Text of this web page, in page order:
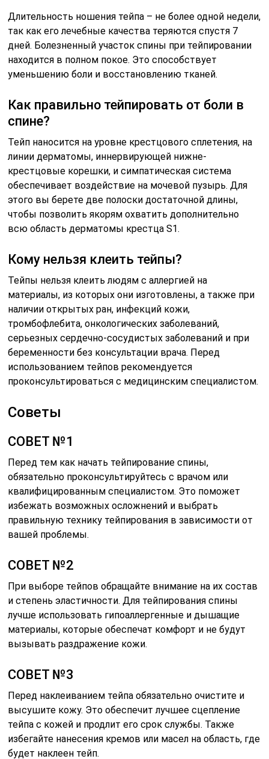
Длительность ношения тейпа – не более одной недели,
так как его лечебные качества теряются спустя 7
дней. Болезненный участок спины при тейпировании
находится в полном покое. Это способствует
уменьшению боли и восстановлению тканей.
Как правильно тейпировать от боли в
спине?
Тейп наносится на уровне крестцового сплетения, на
линии дерматомы, иннервирующей нижне-
крестцовые корешки, и симпатическая система
обеспечивает воздействие на мочевой пузырь. Для
этого вы берете две полоски достаточной длины,
чтобы позволить якорям охватить дополнительно
всю область дерматомы крестца S1.
Кому нельзя клеить тейпы?
Тейпы нельзя клеить людям с аллергией на
материалы, из которых они изготовлены, а также при
наличии открытых ран, инфекций кожи,
тромбофлебита, онкологических заболеваний,
серьезных сердечно-сосудистых заболеваний и при
беременности без консультации врача. Перед
использованием тейпов рекомендуется
проконсультироваться с медицинским специалистом.
Советы
СОВЕТ №1
Перед тем как начать тейпирование спины,
обязательно проконсультируйтесь с врачом или
квалифицированным специалистом. Это поможет
избежать возможных осложнений и выбрать
правильную технику тейпирования в зависимости от
вашей проблемы.
СОВЕТ №2
При выборе тейпов обращайте внимание на их состав
и степень эластичности. Для тейпирования спины
лучше использовать гипоаллергенные и дышащие
материалы, которые обеспечат комфорт и не будут
вызывать раздражение кожи.
СОВЕТ №3
Перед наклеиванием тейпа обязательно очистите и
высушите кожу. Это обеспечит лучшее сцепление
тейпа с кожей и продлит его срок службы. Также
избегайте нанесения кремов или масел на область, где
будет наклеен тейп.